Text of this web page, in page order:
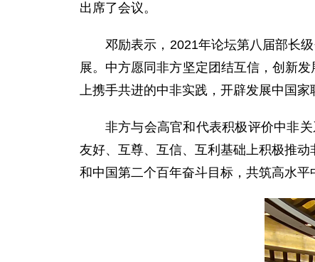
出席了会议。
邓励表示，2021年论坛第八届部长
展。中方愿同非方坚定团结互信，创新
上携手共进的中非实践，开辟发展中国
非方与会高官和代表积极评价中非
友好、互尊、互信、互利基础上积极推
和中国第二个百年奋斗目标，共筑高水平